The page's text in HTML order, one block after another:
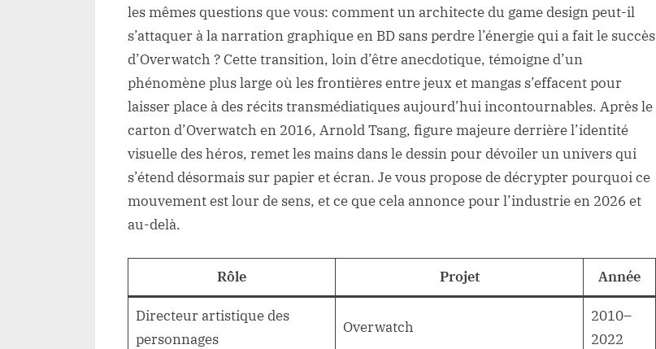
les mêmes questions que vous: comment un architecte du game design peut-il
s’attaquer à la narration graphique en BD sans perdre l’énergie qui a fait le succès
d’Overwatch ? Cette transition, loin d’être anecdotique, témoigne d’un
phénomène plus large où les frontières entre jeux et mangas s’effacent pour
laisser place à des récits transmédiatiques aujourd’hui incontournables. Après le
carton d’Overwatch en 2016, Arnold Tsang, figure majeure derrière l’identité
visuelle des héros, remet les mains dans le dessin pour dévoiler un univers qui
s’étend désormais sur papier et écran. Je vous propose de décrypter pourquoi ce
mouvement est lour de sens, et ce que cela annonce pour l’industrie en 2026 et
au-delà.
Rôle Projet Année
Directeur artistique des
personnages
Overwatch
2010–
2022